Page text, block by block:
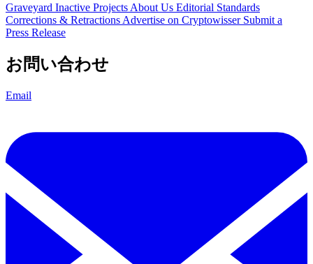
Graveyard Inactive Projects About Us Editorial Standards
Corrections & Retractions Advertise on Cryptowisser Submit a
Press Release
お問い合わせ
Email